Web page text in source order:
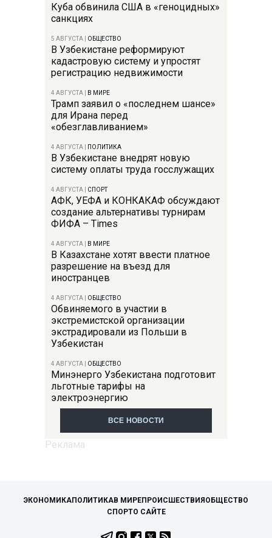
Куба обвинила США в «геноцидных»
санкциях
5 АВГУСТА ОБЩЕСТВО
В Узбекистане реформируют
кадастровую систему и упростят
регистрацию недвижимости
4 АВГУСТА В МИРЕ
Трамп заявил о «последнем шансе»
для Ирана перед
«обезглавливанием»
4 АВГУСТА ПОЛИТИКА
В Узбекистане внедрят новую
систему оплаты труда госслужащих
4 АВГУСТА СПОРТ
АФК, УЕФА и КОНКАКАФ обсуждают
создание альтернативы турнирам
ФИФА – Times
4 АВГУСТА В МИРЕ
В Казахстане хотят ввести платное
разрешение на въезд для
иностранцев
4 АВГУСТА ОБЩЕСТВО
Обвиняемого в участии в
экстремистской организации
экстрадировали из Польши в
Узбекистан
4 АВГУСТА ОБЩЕСТВО
Минэнерго Узбекистана подготовит
льготные тарифы на
электроэнергию
ВСЕ НОВОСТИ
ЭКОНОМИКАПОЛИТИКАВ МИРЕПРОИСШЕСТВИЯОБЩЕСТВО
СПОРТО САЙТЕ